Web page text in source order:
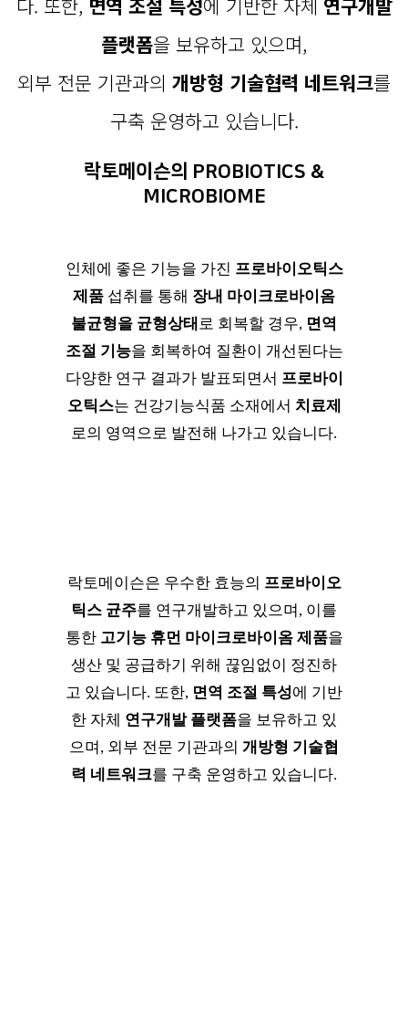
다. 또한, 면역 조절 특성에 기반한 자체 연구개발
플랫폼을 보유하고 있으며,
외부 전문 기관과의 개방형 기술협력 네트워크를
구축 운영하고 있습니다.
락토메이슨의 PROBIOTICS &
MICROBIOME
인체에 좋은 기능을 가진 프로바이오틱스
제품 섭취를 통해 장내 마이크로바이옴
불균형을 균형상태 로 회복할 경우, 면역
조절 기능을 회복하여 질환이 개선된다는
다양한 연구 결과가 발표되면서 프로바이
오틱스는 건강기능식품 소재에서 치료제
로의 영역으로 발전해 나가고 있습니다.
락토메이슨은 우수한 효능의 프로바이오
틱스 균주를 연구개발하고 있으며, 이를
통한 고기능 휴먼 마이크로바이옴 제품을
생산 및 공급하기 위해 끊임없이 정진하
고 있습니다. 또한, 면역 조절 특성에 기반
한 자체 연구개발 플랫폼을 보유하고 있
으며, 외부 전문 기관과의 개방형 기술협
력 네트워크를 구축 운영하고 있습니다.